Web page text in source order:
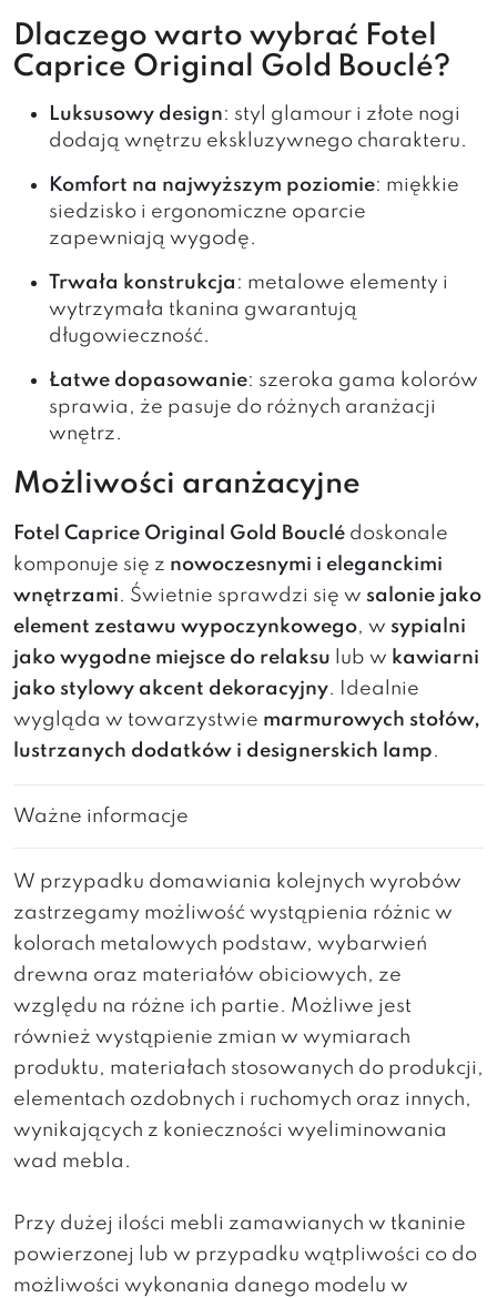
Dlaczego warto wybrać Fotel
Caprice Original Gold Bouclé?
Luksusowy design: styl glamour i złote nogi
dodają wnętrzu ekskluzywnego charakteru.
Komfort na najwyższym poziomie: miękkie
siedzisko i ergonomiczne oparcie
zapewniają wygodę.
Trwała konstrukcja : metalowe elementy i
wytrzymała tkanina gwarantują
długowieczność.
Łatwe dopasowanie: szeroka gama kolorów
sprawia, że pasuje do różnych aranżacji
wnętrz.
Możliwości aranżacyjne
Fotel Caprice Original Gold Bouclé doskonale
komponuje się z nowoczesnymi i eleganckimi
wnętrzami. Świetnie sprawdzi się w salonie jako
element zestawu wypoczynkowego, w sypialni
jako wygodne miejsce do relaksu lub w kawiarni
jako stylowy akcent dekoracyjny. Idealnie
wygląda w towarzystwie marmurowych stołów,
lustrzanych dodatków i designerskich lamp.
Ważne informacje
W przypadku domawiania kolejnych wyrobów
zastrzegamy możliwość wystąpienia różnic w
kolorach metalowych podstaw, wybarwień
drewna oraz materiałów obiciowych, ze
względu na różne ich partie. Możliwe jest
również wystąpienie zmian w wymiarach
produktu, materiałach stosowanych do produkcji,
elementach ozdobnych i ruchomych oraz innych,
wynikających z konieczności wyeliminowania
wad mebla.
Przy dużej ilości mebli zamawianych w tkaninie
powierzonej lub w przypadku wątpliwości co do
możliwości wykonania danego modelu w